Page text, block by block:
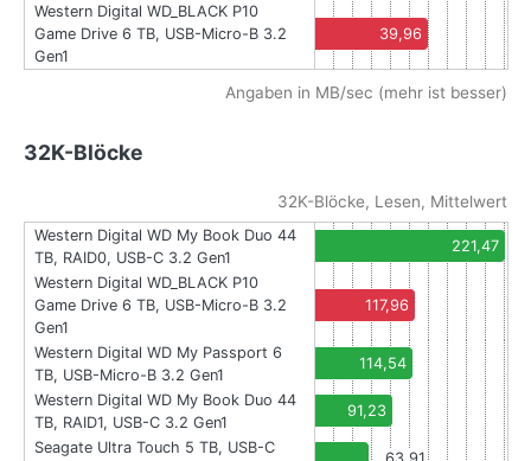
Western Digital WD_BLACK P10
Game Drive 6 TB, USB-Micro-B 3.2
Gen1
39,96
Angaben in MB/sec (mehr ist besser)
32K-Blöcke
32K-Blöcke, Lesen, Mittelwert
Western Digital WD My Book Duo 44
TB, RAID0, USB-C 3.2 Gen1
221,47
Western Digital WD_BLACK P10
Game Drive 6 TB, USB-Micro-B 3.2
Gen1
117,96
Western Digital WD My Passport 6
TB, USB-Micro-B 3.2 Gen1
114,54
Western Digital WD My Book Duo 44
TB, RAID1, USB-C 3.2 Gen1
91,23
Seagate Ultra Touch 5 TB, USB-C